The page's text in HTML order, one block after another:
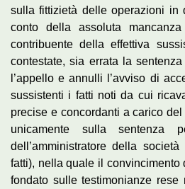
sulla fittizietà delle operazioni in
conto della assoluta
contribuente della effettiva
contestate, sia errata la
l’appello e annulli l’avviso di
sussistenti i fatti noti da cui
precise e concordanti a carico
unicamente sulla sentenza
dell’amministratore della
fatti), nella quale il
fondato sulle testimonianze